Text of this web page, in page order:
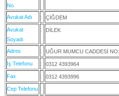
No
Avukat Adı : ÇİĞDEM
Avukat
Soyadı
: DİLEK
Adres : UĞUR MUMCU CADDESİ
İş Telefonu : 0312 4393964
Fax : 0312 4393996
Cep Telefonu :